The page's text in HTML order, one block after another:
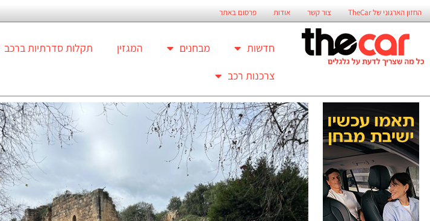
החזון הארגוני של TheCar צור קשר אודות פרסום באתר
חדשות מבחנים המגזין תקלות סדרתיות ברכב
צרכנות רכב